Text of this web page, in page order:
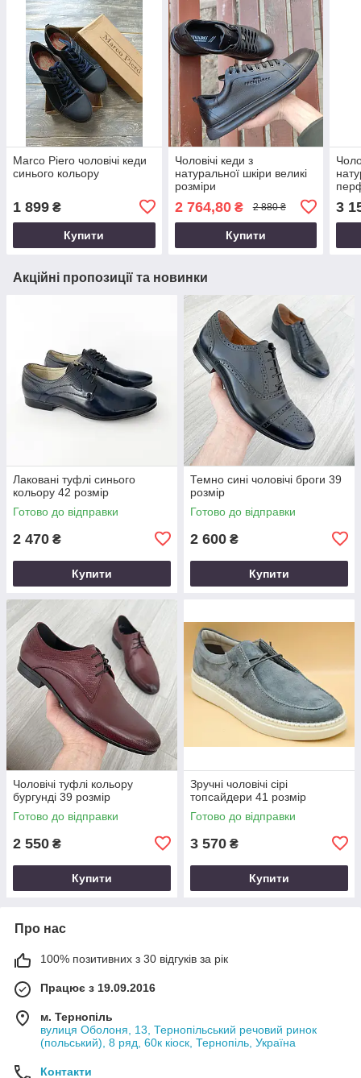
Marco Piero чоловічі кеди
синього кольору
1 899 ₴
Купити
Чоловічі кеди з
натуральної шкіри великі
розміри
2 764,80₴ 2 880 ₴
Купити
3
Акційні пропозиції та новинки
Лаковані туфлі синього
кольору 42 розмір
Готово до відправки
2 470 ₴
Купити
Темно сині чоловічі броги 39
розмір
Готово до відправки
2 600 ₴
Купити
Чоловічі туфлі кольору
бургунді 39 розмір
Готово до відправки
2 550 ₴
Купити
Зручні чоловічі сірі
топсайдери 41 розмір
Готово до відправки
3 570 ₴
Купити
Про нас
100% позитивних з 30 відгуків за рік
Працює з 19.09.2016
м. Тернопіль
вулиця Оболоня, 13, Тернопільський речовий ринок
(польський), 8 ряд, 60к кіоск, Тернопіль, Україна
Контакти